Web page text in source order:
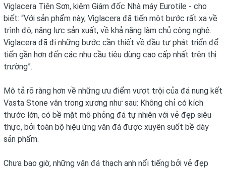
Viglacera Tiên Sơn, kiêm Giám đốc Nhà máy Eurotile - cho
biết: “Với sản phẩm này, Viglacera đã tiến một bước rất xa về
trình độ, năng lực sản xuất, về khả năng làm chủ công nghệ.
Viglacera đã đi những bước cần thiết về đầu tư phát triển để
tiến gần hơn đến các nhu cầu tiêu dùng cao cấp nhất trên thị
trường”.
Mô tả rõ ràng hơn về những ưu điểm vượt trội của đá nung kết
Vasta Stone vân trong xương như sau: Không chỉ có kích
thước lớn, có bề mặt mô phỏng đá tự nhiên với vẻ đẹp siêu
thực, bởi toàn bộ hiệu ứng vân đá được xuyên suốt bề dày
sản phẩm.
Chưa bao giờ, những vân đá thạch anh nổi tiếng bởi vẻ đẹp